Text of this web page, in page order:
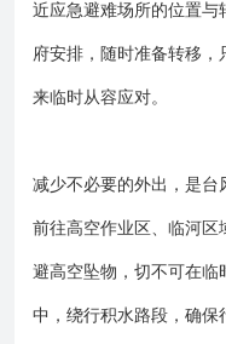
近应急避难场所的位置与
府安排，随时准备转移
来临时从容应对。
减少不必要的外出，是台
前往高空作业区、临河区
避高空坠物，切不可在临
中，绕行积水路段，确保